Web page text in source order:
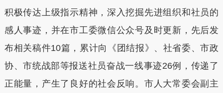
积极传达上级指示精神，深入挖掘先进组织和社员的
感人事迹，并在市工委微信公众号及时更新，先后发
布相关稿件10篇，累计向《团结报》、社省委、市政
协、市统战部等报送社员奋战一线事迹26例，传递了
正能量，产生了良好的社会反响。市人大常委会副主